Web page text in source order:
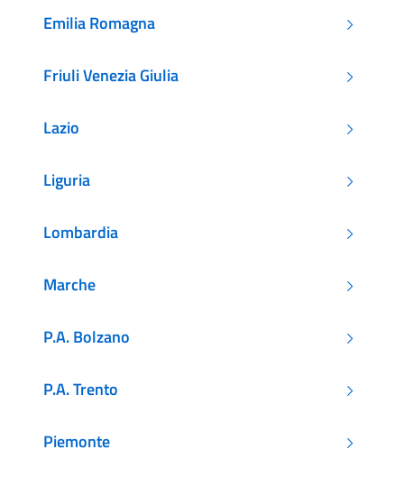
Emilia Romagna
Friuli Venezia Giulia
Lazio
Liguria
Lombardia
Marche
P.A. Bolzano
P.A. Trento
Piemonte